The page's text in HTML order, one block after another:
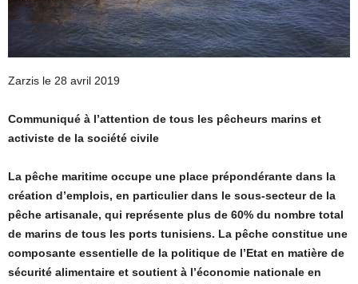
Zarzis le 28 avril 2019
Communiqué à l’attention de tous les pêcheurs marins et
activiste de la société civile
La pêche maritime occupe une place prépondérante dans la
création d’emplois, en particulier dans le sous-secteur de la
pêche artisanale, qui représente plus de 60% du nombre total
de marins de tous les ports tunisiens. La pêche constitue une
composante essentielle de la politique de l’Etat en matière de
sécurité alimentaire et soutient à l’économie nationale en